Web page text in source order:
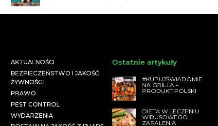
AKTUALNOŚCI
BEZPIECZEŃSTWO I JAKOŚĆ
ŻYWNOŚCI
PRAWO
PEST CONTROL
WYDARZENIA
Ostatnie artykuły
#KUPUJŚWIADOMIE
NA GRILLA –
PRODUKT POLSKI
DIETA W LECZENIU
WIRUSOWEGO
ZAPALENIA